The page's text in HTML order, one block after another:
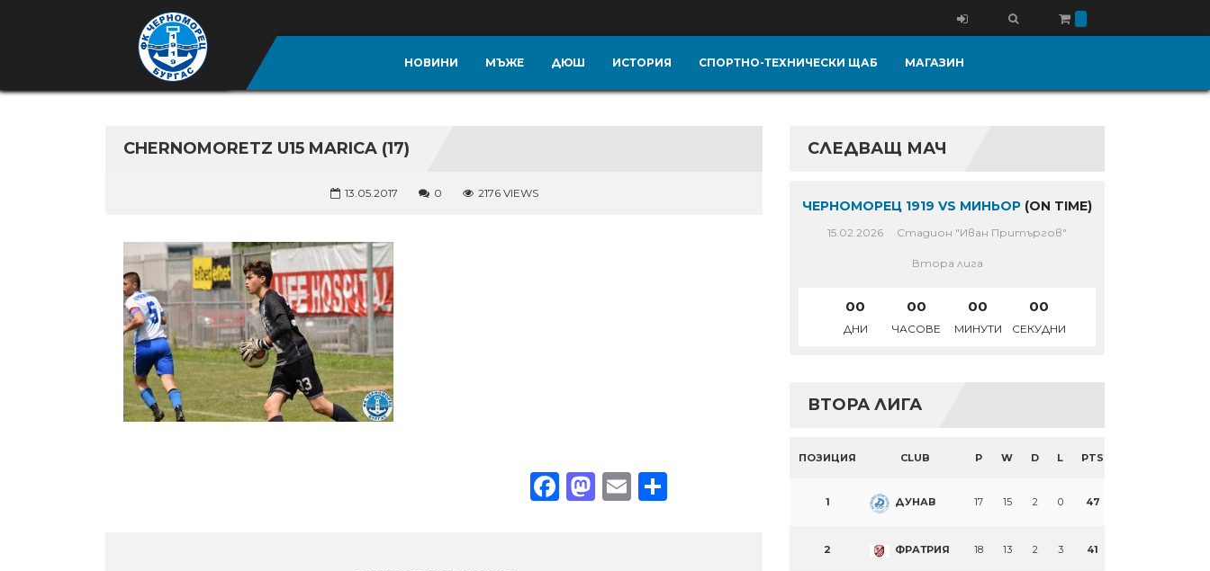
НОВИНИ МЪЖЕ ДЮШ ИСТОРИЯ СПОРТНО-ТЕХНИЧЕСКИ ЩАБ МАГАЗИН
CHERNOMORETZ U15 MARICA (17)
13.05.2017 0 2176 VIEWS
Facebook
Mastodon
EmailShare
СЛЕДВАЩ МАЧ
ЧЕРНОМОРЕЦ 1919 VS МИНЬОР (ON TIME)
15.02.2026 Стадион "Иван Притъргов"
Втора лига
00
ДНИ
00
ЧАСОВЕ
00
МИНУТИ
00
СЕКУДНИ
ВТОРА ЛИГА
ПОЗИЦИЯ CLUB P W D L PTS
1 ДУНАВ 17 15 2 0 47
2 ФРАТРИЯ 18 13 2 3 41